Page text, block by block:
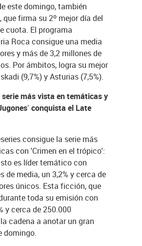
este domingo, también
que firma su 2º mejor día del
cuota. El programa
Roca consigue una media
y más de 3,2 millones de
Por ámbitos, logra su mejor
(9,7%) y Asturias (7,5%).
más vista en temáticas y
conquista el Late
consigue la serie más
con 'Crimen en el trópico':
es líder temático con
de media, un 3,2% y cerca de
únicos. Esta ficción, que
toda su emisión con
y cerca de 250.000
cadena a anotar un gran
domingo.